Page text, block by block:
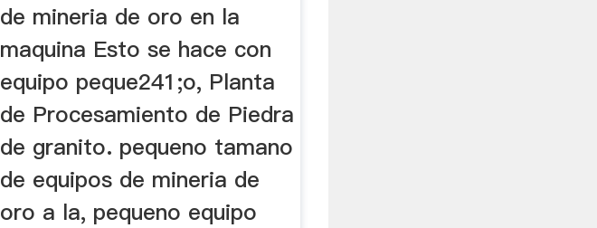
de mineria de oro en la
maquina Esto se hace con
equipo peque241;o, Planta
de Procesamiento de Piedra
de granito. pequeno tamano
de equipos de mineria de
oro a la, pequeno equipo